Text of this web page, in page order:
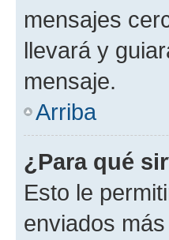
mensajes
llevará y
mensaje.
Arriba
¿Para qué
Esto le
enviados